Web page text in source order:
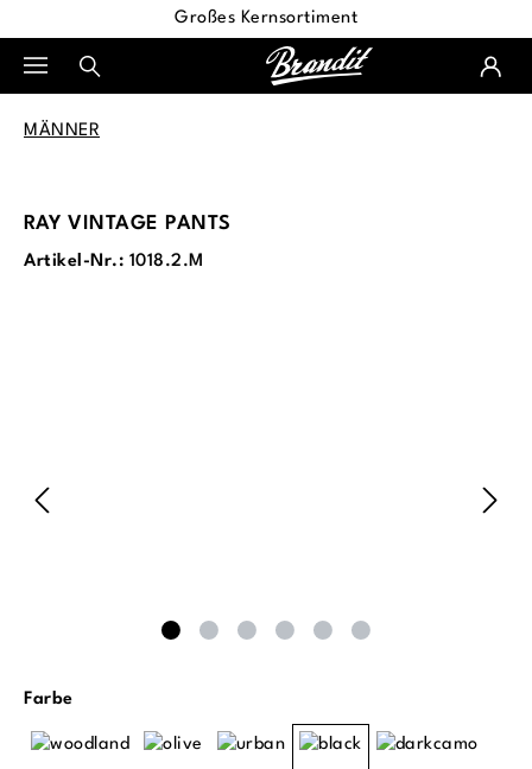
Großes Kernsortiment
MÄNNER
RAY VINTAGE PANTS
Artikel-Nr.: 1018.2.M
Farbeauswählen